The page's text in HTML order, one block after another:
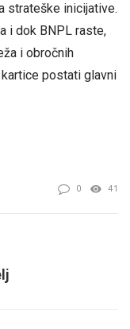
strateške inicijative.
i dok BNPL raste,
i obročnih
postati glavni
0 41